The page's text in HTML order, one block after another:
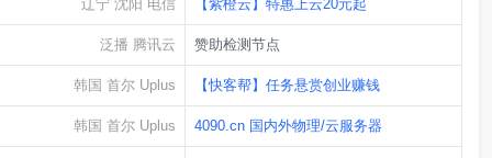
泛播 腾讯云 赞助检测节点
韩国 首尔 Uplus 【快客帮】任务悬赏创业赚钱
韩国 首尔 Uplus 4090.cn 国内外物理/云服务器